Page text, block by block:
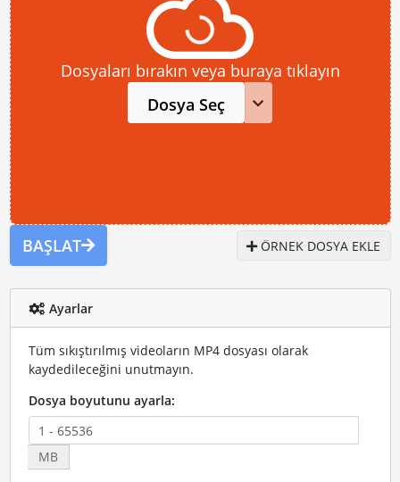
Dosyaları bırakın veya buraya tıklayın
Dosya Seç
BAŞLAT ÖRNEK DOSYA EKLE
Ayarlar
Tüm sıkıştırılmış videoların MP4 dosyası olarak
kaydedileceğini unutmayın.
Dosya boyutunu ayarla:
MB